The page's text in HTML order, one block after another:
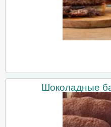
Шоколадные